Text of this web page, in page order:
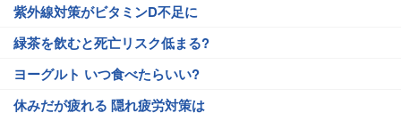
紫外線対策がビタミンD不足に
緑茶を飲むと死亡リスク低まる?
ヨーグルト いつ食べたらいい?
休みだが疲れる 隠れ疲労対策は